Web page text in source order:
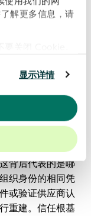
解更多信息，请
显示详情
任何数字通信、
背后代表的是哪
织身份的相同凭
或验证供应商认
重建。信任根基